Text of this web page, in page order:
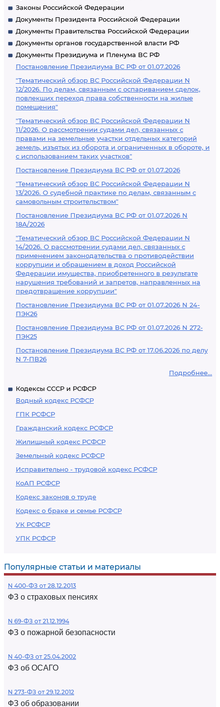
Законы Российской Федерации
Документы Президента Российской Федерации
Документы Правительства Российской Федерации
Документы органов государственной власти РФ
Документы Президиума и Пленума ВС РФ
Постановление Президиума ВС РФ от 01.07.2026
"Тематический обзор ВС Российской Федерации N
12/2026. По делам, связанным с оспариванием сделок,
повлекших переход права собственности на жилые
помещения"
"Тематический обзор ВС Российской Федерации N
11/2026. О рассмотрении судами дел, связанных с
правами на земельные участки отдельных категорий
земель, изъятых из оборота и ограниченных в обороте, и
с использованием таких участков"
Постановление Президиума ВС РФ от 01.07.2026
"Тематический обзор ВС Российской Федерации N
13/2026. О судебной практике по делам, связанным с
самовольным строительством"
Постановление Президиума ВС РФ от 01.07.2026 N
18А/2026
"Тематический обзор ВС Российской Федерации N
14/2026. О рассмотрении судами дел, связанных с
применением законодательства о противодействии
коррупции и обращением в доход Российской
Федерации имущества, приобретенного в результате
нарушения требований и запретов, направленных на
предотвращение коррупции"
Постановление Президиума ВС РФ от 01.07.2026 N 24-
ПЭК26
Постановление Президиума ВС РФ от 01.07.2026 N 272-
ПЭК25
Постановление Президиума ВС РФ от 17.06.2026 по делу
N 7-ПВ26
Подробнее...
Кодексы СССР и РСФСР
Водный кодекс РСФСР
ГПК РСФСР
Гражданский кодекс РСФСР
Жилищный кодекс РСФСР
Земельный кодекс РСФСР
Исправительно - трудовой кодекс РСФСР
КоАП РСФСР
Кодекс законов о труде
Кодекс о браке и семье РСФСР
УК РСФСР
УПК РСФСР
Популярные статьи и материалы
N 400-ФЗ от 28.12.2013
ФЗ о страховых пенсиях
N 69-ФЗ от 21.12.1994
ФЗ о пожарной безопасности
N 40-ФЗ от 25.04.2002
ФЗ об ОСАГО
N 273-ФЗ от 29.12.2012
ФЗ об образовании